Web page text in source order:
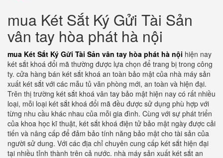
mua Két Sắt Ký Gửi Tài Sản
vân tay hòa phát hà nội
mua Két Sắt Ký Gửi Tài Sản vân tay hòa phát hà nội hiện nay
két sắt khoá đổi mã thường được lựa chọn để trang bị trong công
ty. cửa hàng bán két sắt khoá an toàn bảo mật của nhà máy sản
xuất két sắt với các mẫu tủ văn phòng mới, an toàn và hiện đại.
Trên thị trường két sắt khoá vân tay bảo mật hiện nay có rất nhiều
loại, mỗi loại két sắt khoá đổi mã đều được sử dụng phù hợp với
từng nhu cầu khác nhau của mỗi gia đình. Cùng với sự phát triển
của khoa học kĩ thuật, két sắt khoá điện tử bảo mật ngày được cải
tiến và nâng cấp để đảm bảo tính năng bảo mật cho tài sản của
người sử dung. Với các địa chỉ chuyên cung cấp két sắt hiện đại
tại nhiều tỉnh thành trên cả nước. nhà máy sản xuất két sắt an